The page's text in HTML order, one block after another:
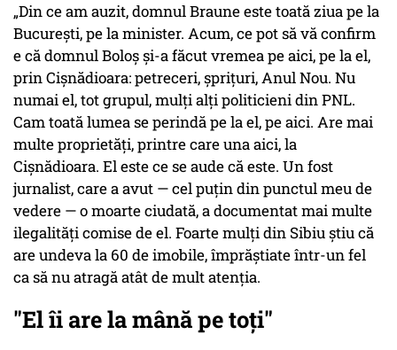
„Din ce am auzit, domnul Braune este toată ziua pe la
București, pe la minister. Acum, ce pot să vă confirm
e că domnul Boloș și-a făcut vremea pe aici, pe la el,
prin Cișnădioara: petreceri, șprițuri, Anul Nou. Nu
numai el, tot grupul, mulți alți politicieni din PNL.
Cam toată lumea se perindă pe la el, pe aici. Are mai
multe proprietăți, printre care una aici, la
Cișnădioara. El este ce se aude că este. Un fost
jurnalist, care a avut — cel puțin din punctul meu de
vedere — o moarte ciudată, a documentat mai multe
ilegalități comise de el. Foarte mulți din Sibiu știu că
are undeva la 60 de imobile, împrăștiate într-un fel
ca să nu atragă atât de mult atenția.
"El îi are la mână pe toți"